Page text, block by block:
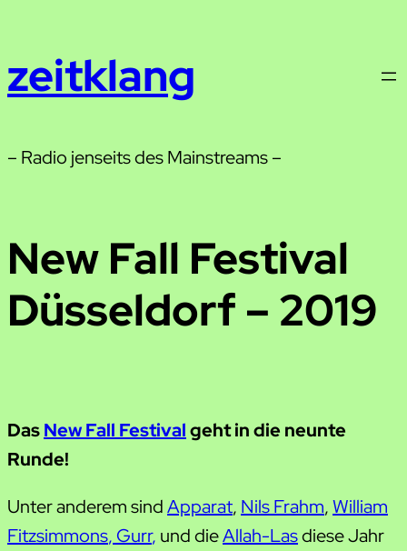
springen
zeitklang
– Radio jenseits des Mainstreams –
New Fall Festival
Düsseldorf – 2019
DasNew Fall Festivalgeht in die neunte
Runde!
Unter anderem sindApparat, Nils Frahm,William
Fitzsimmons, Gurr, und dieAllah-Lasdiese Jahr